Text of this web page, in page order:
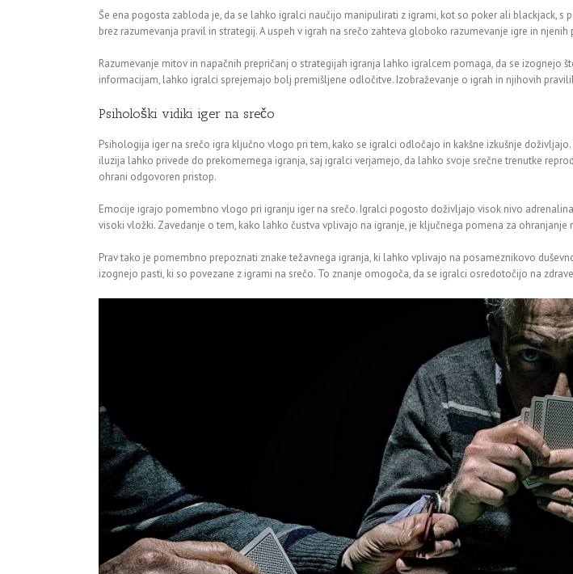
Še ena pogosta zabloda je, da se lahko igralci naučijo manipulirati z igrami, kot so poker ali blackjack,
brez razumevanja pravil in strategij. A uspeh v igrah na srečo zahteva globoko razumevanje igre in
Razumevanje mitov in napačnih prepričanj o strategijah igranja lahko igralcem pomaga, da se izognejo
informacijam, lahko igralci sprejemajo bolj premišljene odločitve. Izobraževanje o igrah in njihovih
Psihološki vidiki iger na srečo
Psihologija iger na srečo igra ključno vlogo pri tem, kako se igralci odločajo in kakšne izkušnje
iluzija lahko privede do prekomernega igranja, saj igralci verjamejo, da lahko svoje srečne trenutke
ohrani odgovoren pristop.
Emocije igrajo pomembno vlogo pri igranju iger na srečo. Igralci pogosto doživljajo visok nivo
visoki vložki. Zavedanje o tem, kako lahko čustva vplivajo na igranje, je ključnega pomena za
Prav tako je pomembno prepoznati znake težavnega igranja, ki lahko vplivajo na posameznikovo
izognejo pasti, ki so povezane z igrami na srečo. To znanje omogoča, da se igralci osredotočijo na